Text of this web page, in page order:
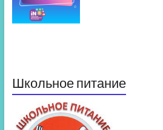
Школьное питание